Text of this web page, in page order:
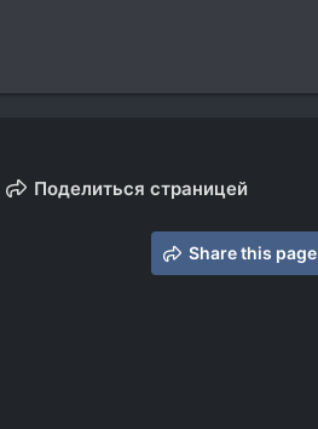
Поделиться страницей
Share this page